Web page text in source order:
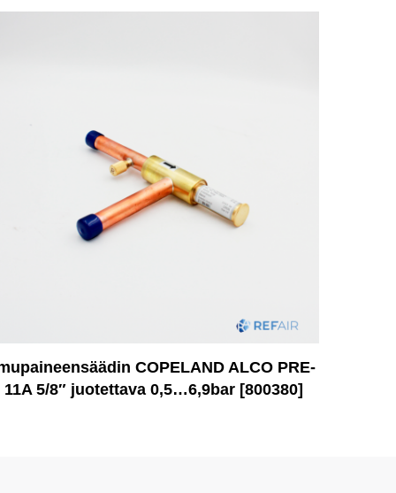
COPELAND ALCO PRE-
11A 5/8″ juotettava 0,5…6,9bar [800380]